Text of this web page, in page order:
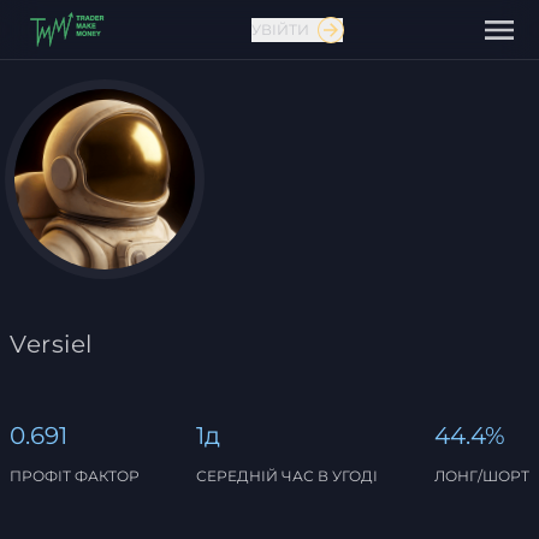
Зв'язатися з нами
УВІЙТИ
Versiel
0.691
ПРОФІТ ФАКТОР
1д
СЕРЕДНІЙ ЧАС В УГОДІ
44.4%
ЛОНГ/ШОРТ